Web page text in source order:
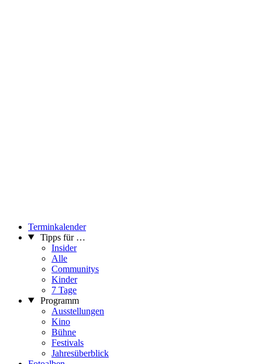
Terminkalender
Tipps für …
Insider
Alle
Communitys
Kinder
7 Tage
Programm
Ausstellungen
Kino
Bühne
Festivals
Jahresüberblick